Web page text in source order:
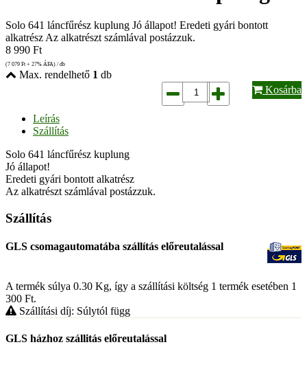
Solo 641 láncfűrész kuplung Jó állapot! Eredeti gyári bontott
alkatrész Az alkatrészt számlával postázzuk.
8 990 Ft
(7 079 Ft + 27% ÁFA) / db
Max. rendelhető 1 db
Kosárba
Leírás
Szállítás
Solo 641 láncfűrész kuplung
Jó állapot!
Eredeti gyári bontott alkatrész
Az alkatrészt számlával postázzuk.
Szállítás
GLS csomagautomatába szállítás előreutalással
A termék súlya 0.30 Kg, így a szállítási költség 1 termék esetében 1
300 Ft.
Szállítási díj: Súlytól függ
GLS házhoz szállitás előreutalással